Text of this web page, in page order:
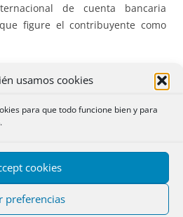
usamos cookies
para que todo funcione bien y para
cookies
preferencias
de cuenta bancaria
figure el contribuyente como
vez hayan accedido a su borrador,
el borrador de declaración o,
confirmarlo y presentarlo.
en lasede de la AEAT
a través del